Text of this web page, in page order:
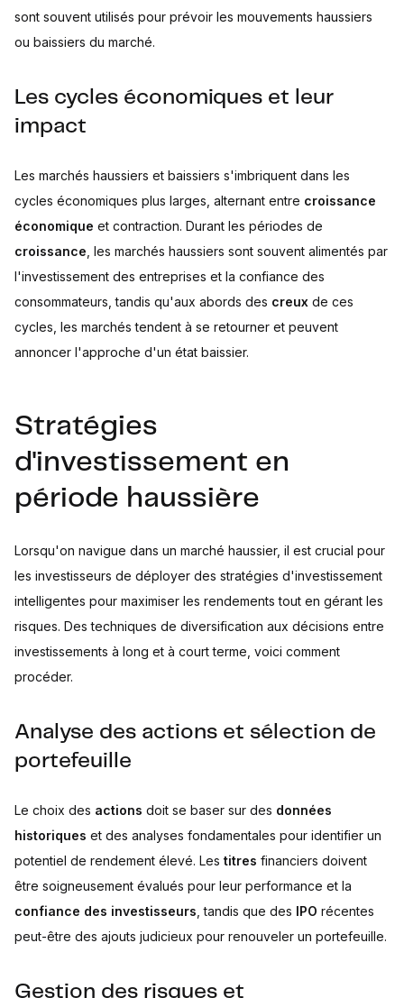
sont souvent utilisés pour prévoir les mouvements haussiers
ou baissiers du marché.
Les cycles économiques et leur
impact
Les marchés haussiers et baissiers s'imbriquent dans les
cycles économiques plus larges, alternant entre croissance
économique et contraction. Durant les périodes de
croissance , les marchés haussiers sont souvent alimentés par
l'investissement des entreprises et la confiance des
consommateurs, tandis qu'aux abords des creux de ces
cycles, les marchés tendent à se retourner et peuvent
annoncer l'approche d'un état baissier.
Stratégies
d'investissement en
période haussière
Lorsqu'on navigue dans un marché haussier, il est crucial pour
les investisseurs de déployer des stratégies d'investissement
intelligentes pour maximiser les rendements tout en gérant les
risques. Des techniques de diversification aux décisions entre
investissements à long et à court terme, voici comment
procéder.
Analyse des actions et sélection de
portefeuille
Le choix des actions doit se baser sur des données
historiques et des analyses fondamentales pour identifier un
potentiel de rendement élevé. Les titres financiers doivent
être soigneusement évalués pour leur performance et la
confiance des investisseurs , tandis que des IPO récentes
peut-être des ajouts judicieux pour renouveler un portefeuille.
Gestion des risques et